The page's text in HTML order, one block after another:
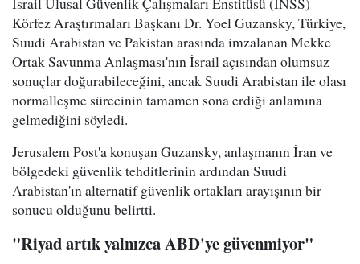
Körfez Araştırmaları Başkanı Dr. Yoel Guzansky, Türkiye,
Suudi Arabistan ve Pakistan arasında imzalanan Mekke
Ortak Savunma Anlaşması'nın İsrail açısından olumsuz
sonuçlar doğurabileceğini, ancak Suudi Arabistan ile olası
normalleşme sürecinin tamamen sona erdiği anlamına
gelmediğini söyledi.
Jerusalem Post'a konuşan Guzansky, anlaşmanın İran ve
bölgedeki güvenlik tehditlerinin ardından Suudi
Arabistan'ın alternatif güvenlik ortakları arayışının bir
sonucu olduğunu belirtti.
"Riyad artık yalnızca ABD'ye güvenmiyor"